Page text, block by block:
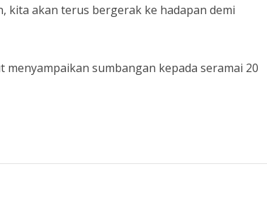
kita akan terus bergerak ke hadapan demi
sumbangan kepada seramai 20